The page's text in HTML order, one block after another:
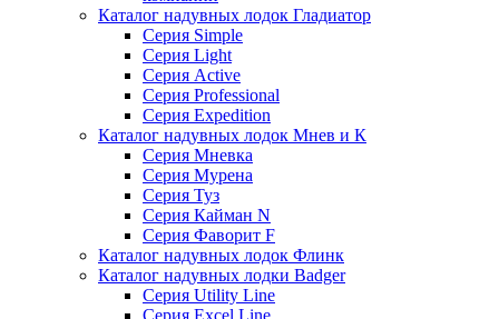
Каталог надувных лодок Гладиатор
Серия Simple
Серия Light
Серия Active
Серия Professional
Серия Expedition
Каталог надувных лодок Мнев и К
Серия Мневка
Серия Мурена
Серия Туз
Серия Кайман N
Серия Фаворит F
Каталог надувных лодок Флинк
Каталог надувных лодки Badger
Серия Utility Line
Серия Excel Line